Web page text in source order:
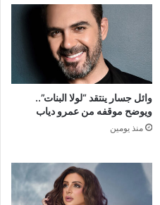
وائل جسار ينتقد “لولا البنات”..
ويوضح موقفه من عمرو دياب
منذ يومين